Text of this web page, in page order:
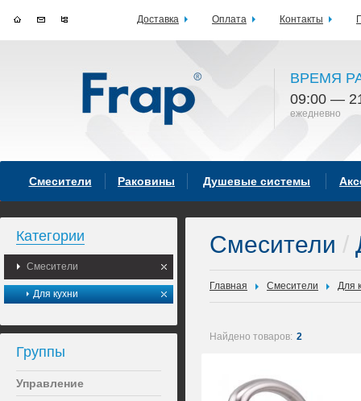
ВРЕМЯ
09:00 —
ежедневно
Смесители Раковины Душевые системы
Категории
Смесители
Для кухни
Группы
Управление
Смесители /
Главная Смесители Для
Найдено товаров: 2
Доставка Оплата Контакты